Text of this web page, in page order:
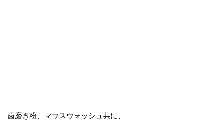
歯磨き粉、マウスウォッシュ共に、